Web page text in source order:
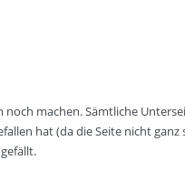
machen. Sämtliche
hat (da die Seite nicht